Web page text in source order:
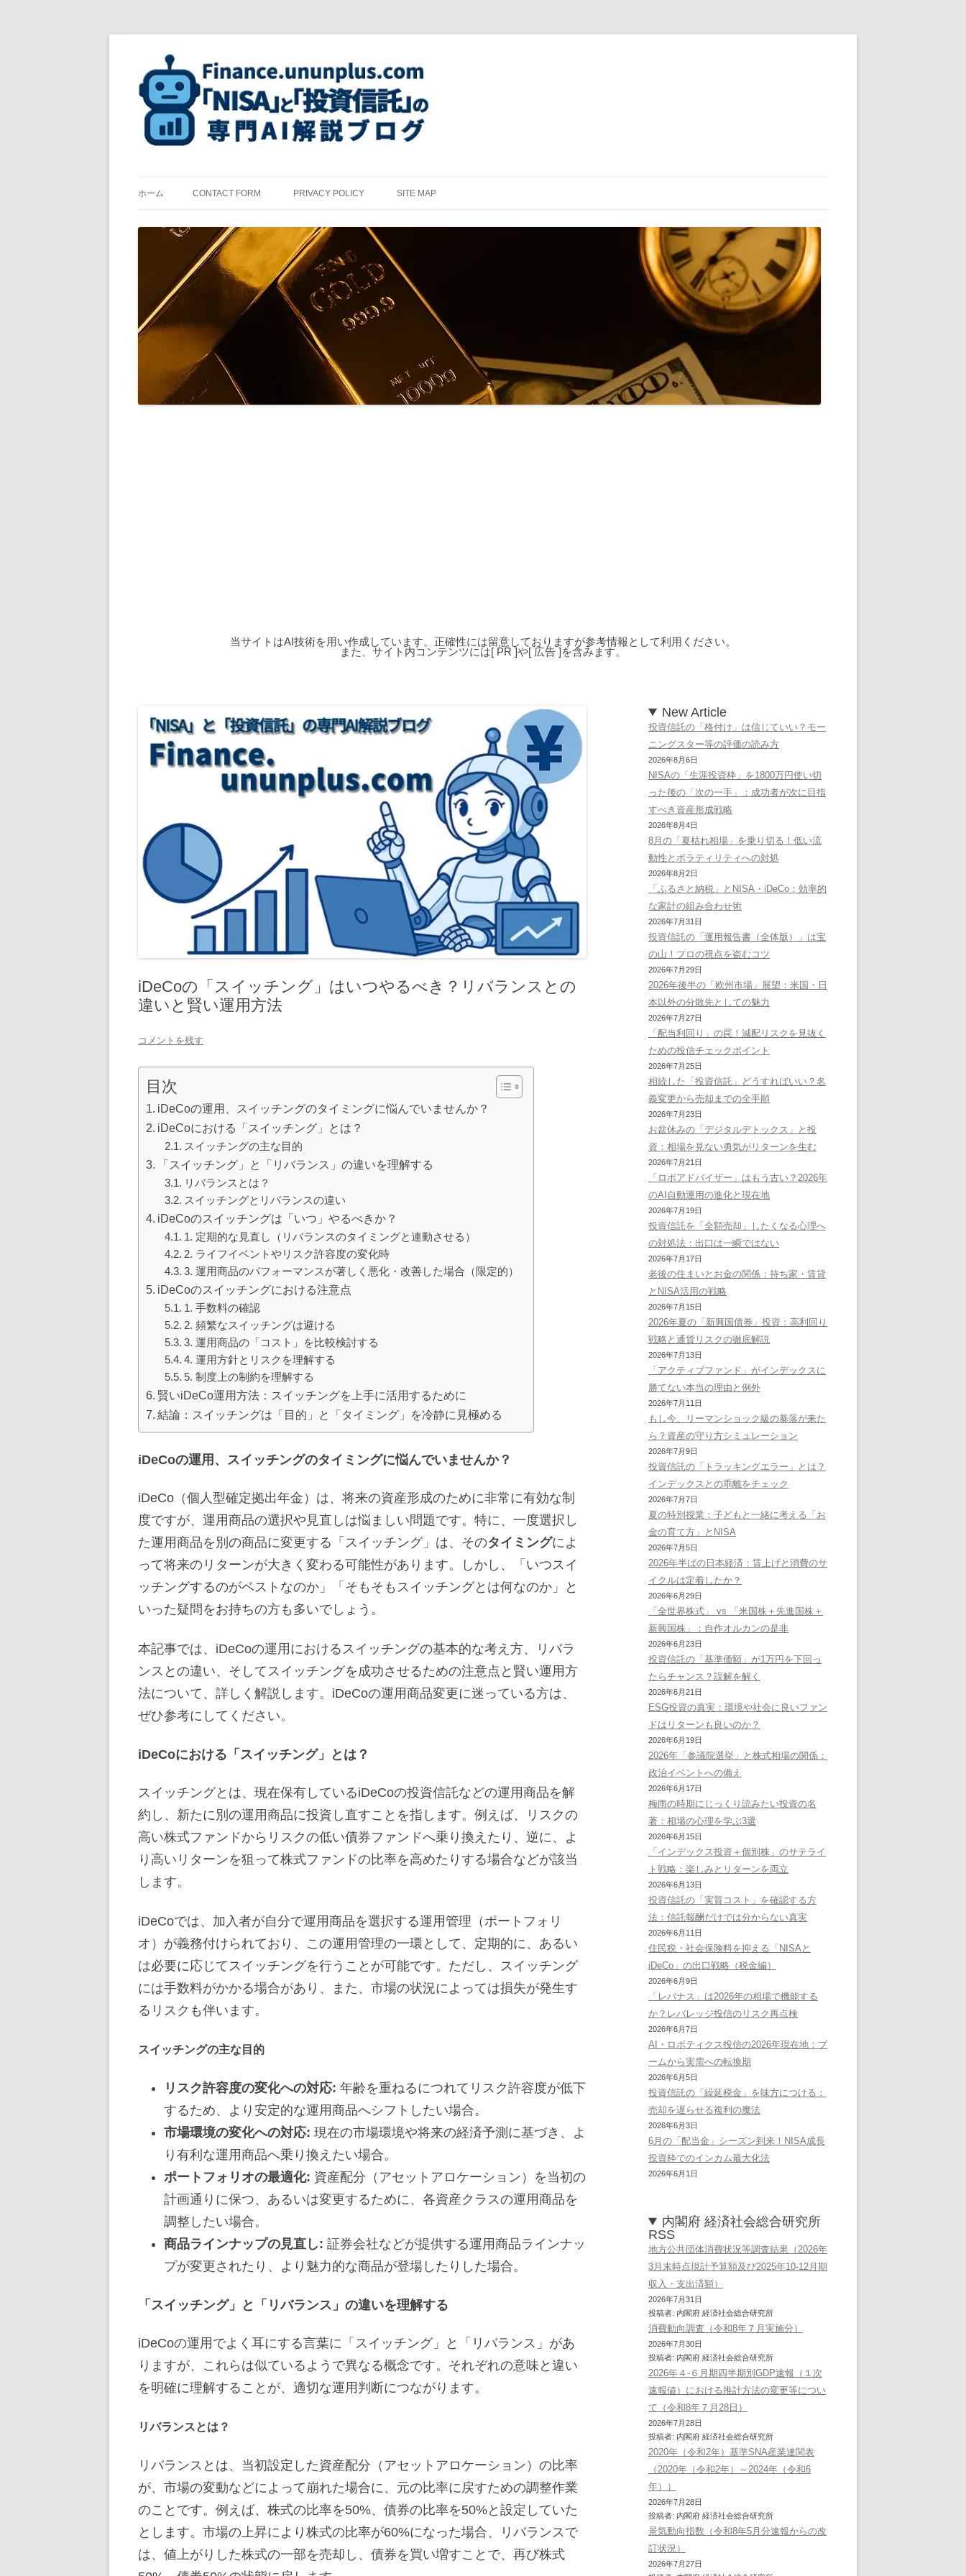
ン
ツ
へ
ス
ッ
ホーム CONTACT FORM PRIVACY POLICY SITE MAP
当サイトはAI技術を用い作成しています。正確性には留意しておりますが参考情報として利用ください。
また、サイト内コンテンツには[ PR ]や[ 広告 ]を含みます。
iDeCoの「スイッチング」はいつやるべき？リバランスとの
違いと賢い運用方法
コメントを残す
目次
iDeCoの運用、スイッチングのタイミングに悩んでいませんか？
iDeCoにおける「スイッチング」とは？
スイッチングの主な目的
「スイッチング」と「リバランス」の違いを理解する
リバランスとは？
スイッチングとリバランスの違い
iDeCoのスイッチングは「いつ」やるべきか？
1. 定期的な見直し（リバランスのタイミングと連動させる）
2. ライフイベントやリスク許容度の変化時
3. 運用商品のパフォーマンスが著しく悪化・改善した場合（限定的）
iDeCoのスイッチングにおける注意点
1. 手数料の確認
2. 頻繁なスイッチングは避ける
3. 運用商品の「コスト」を比較検討する
4. 運用方針とリスクを理解する
5. 制度上の制約を理解する
賢いiDeCo運用方法：スイッチングを上手に活用するために
結論：スイッチングは「目的」と「タイミング」を冷静に見極める
iDeCoの運用、スイッチングのタイミングに悩んでいませんか？
iDeCo（個人型確定拠出年金）は、将来の資産形成のために非常に有効な制
度ですが、運用商品の選択や見直しは悩ましい問題です。特に、一度選択し
た運用商品を別の商品に変更する「スイッチング」は、そのタイミングによ
って将来のリターンが大きく変わる可能性があります。しかし、「いつスイ
ッチングするのがベストなのか」「そもそもスイッチングとは何なのか」と
いった疑問をお持ちの方も多いでしょう。
本記事では、iDeCoの運用におけるスイッチングの基本的な考え方、リバラ
ンスとの違い、そしてスイッチングを成功させるための注意点と賢い運用方
法について、詳しく解説します。iDeCoの運用商品変更に迷っている方は、
ぜひ参考にしてください。
iDeCoにおける「スイッチング」とは？
スイッチングとは、現在保有しているiDeCoの投資信託などの運用商品を解
約し、新たに別の運用商品に投資し直すことを指します。例えば、リスクの
高い株式ファンドからリスクの低い債券ファンドへ乗り換えたり、逆に、よ
り高いリターンを狙って株式ファンドの比率を高めたりする場合などが該当
します。
iDeCoでは、加入者が自分で運用商品を選択する運用管理（ポートフォリ
オ）が義務付けられており、この運用管理の一環として、定期的に、あるい
は必要に応じてスイッチングを行うことが可能です。ただし、スイッチング
には手数料がかかる場合があり、また、市場の状況によっては損失が発生す
るリスクも伴います。
スイッチングの主な目的
リスク許容度の変化への対応: 年齢を重ねるにつれてリスク許容度が低下
するため、より安定的な運用商品へシフトしたい場合。
市場環境の変化への対応: 現在の市場環境や将来の経済予測に基づき、よ
り有利な運用商品へ乗り換えたい場合。
ポートフォリオの最適化: 資産配分（アセットアロケーション）を当初の
計画通りに保つ、あるいは変更するために、各資産クラスの運用商品を
調整したい場合。
商品ラインナップの見直し: 証券会社などが提供する運用商品ラインナッ
プが変更されたり、より魅力的な商品が登場したりした場合。
「スイッチング」と「リバランス」の違いを理解する
iDeCoの運用でよく耳にする言葉に「スイッチング」と「リバランス」があ
りますが、これらは似ているようで異なる概念です。それぞれの意味と違い
を明確に理解することが、適切な運用判断につながります。
リバランスとは？
リバランスとは、当初設定した資産配分（アセットアロケーション）の比率
が、市場の変動などによって崩れた場合に、元の比率に戻すための調整作業
のことです。例えば、株式の比率を50%、債券の比率を50%と設定していた
とします。市場の上昇により株式の比率が60%になった場合、リバランスで
は、値上がりした株式の一部を売却し、債券を買い増すことで、再び株式
New Article
投資信託の「格付け」は信じていい？モー
ニングスター等の評価の読み方
2026年8月6日
NISAの「生涯投資枠」を1800万円使い切
った後の「次の一手」：成功者が次に目指
すべき資産形成戦略
2026年8月4日
8月の「夏枯れ相場」を乗り切る！低い流
動性とボラティリティへの対処
2026年8月2日
「ふるさと納税」とNISA・iDeCo：効率的
な家計の組み合わせ術
2026年7月31日
投資信託の「運用報告書（全体版）」は宝
の山！プロの視点を盗むコツ
2026年7月29日
2026年後半の「欧州市場」展望：米国・日
本以外の分散先としての魅力
2026年7月27日
「配当利回り」の罠！減配リスクを見抜く
ための投信チェックポイント
2026年7月25日
相続した「投資信託」どうすればいい？名
義変更から売却までの全手順
2026年7月23日
お盆休みの「デジタルデトックス」と投
資：相場を見ない勇気がリターンを生む
2026年7月21日
「ロボアドバイザー」はもう古い？2026年
のAI自動運用の進化と現在地
2026年7月19日
投資信託を「全額売却」したくなる心理へ
の対処法：出口は一瞬ではない
2026年7月17日
老後の住まいとお金の関係：持ち家・賃貸
とNISA活用の戦略
2026年7月15日
2026年夏の「新興国債券」投資：高利回り
戦略と通貨リスクの徹底解説
2026年7月13日
「アクティブファンド」がインデックスに
勝てない本当の理由と例外
2026年7月11日
もし今、リーマンショック級の暴落が来た
ら？資産の守り方シミュレーション
2026年7月9日
投資信託の「トラッキングエラー」とは？
インデックスとの乖離をチェック
2026年7月7日
夏の特別授業：子どもと一緒に考える「お
金の育て方」とNISA
2026年7月5日
2026年半ばの日本経済：賃上げと消費のサ
イクルは定着したか？
2026年6月29日
「全世界株式」 vs 「米国株＋先進国株＋
新興国株」：自作オルカンの是非
2026年6月23日
投資信託の「基準価額」が1万円を下回っ
たらチャンス？誤解を解く
2026年6月21日
ESG投資の真実：環境や社会に良いファン
ドはリターンも良いのか？
2026年6月19日
2026年「参議院選挙」と株式相場の関係：
政治イベントへの備え
2026年6月17日
梅雨の時期にじっくり読みたい投資の名
著：相場の心理を学ぶ3選
2026年6月15日
「インデックス投資＋個別株」のサテライ
ト戦略：楽しみとリターンを両立
2026年6月13日
投資信託の「実質コスト」を確認する方
法：信託報酬だけでは分からない真実
2026年6月11日
住民税・社会保険料を抑える「NISAと
iDeCo」の出口戦略（税金編）
2026年6月9日
「レバナス」は2026年の相場で機能する
か？レバレッジ投信のリスク再点検
2026年6月7日
AI・ロボティクス投信の2026年現在地：ブ
ームから実需への転換期
2026年6月5日
投資信託の「繰延税金」を味方につける：
売却を遅らせる複利の魔法
2026年6月3日
6月の「配当金」シーズン到来！NISA成長
投資枠でのインカム最大化法
2026年6月1日
内閣府 経済社会総合研究所
RSS
地方公共団体消費状況等調査結果（2026年
3月末時点現計予算額及び2025年10-12月期
収入・支出済額）
2026年7月31日
投稿者: 内閣府 経済社会総合研究所
消費動向調査（令和8年７月実施分）
2026年7月30日
投稿者: 内閣府 経済社会総合研究所
2026年４-６月期四半期別GDP速報（１次
速報値）における推計方法の変更等につい
て（令和8年７月28日）
2026年7月28日
投稿者: 内閣府 経済社会総合研究所
2020年（令和2年）基準SNA産業連関表
（2020年（令和2年）～2024年（令和6
年））
2026年7月28日
投稿者: 内閣府 経済社会総合研究所
景気動向指数（令和8年5月分速報からの改
訂状況）
2026年7月27日